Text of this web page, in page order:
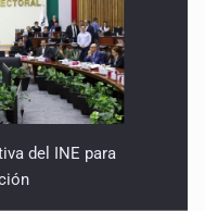
del INE para